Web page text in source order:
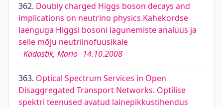
362. Doubly charged Higgs boson decays and
implications on neutrino physics.Kahekordse
laenguga Higgsi bosoni lagunemiste analüüs ja
selle mõju neutriinofüüsikale
Kadastik, Mario 14.10.2008
363. Optical Spectrum Services in Open
Disaggregated Transport Networks. Optilise
spektri teenused avatud lainepikkustihendus